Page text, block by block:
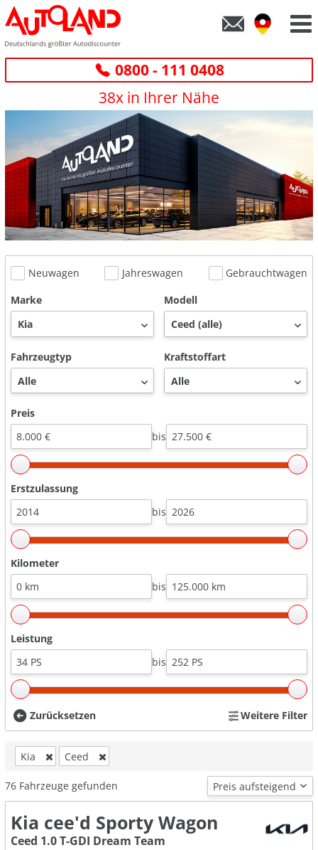
0800 - 111 0408
38x in Ihrer Nähe
Neuwagen Jahreswagen
Gebrauchtwagen
Marke
Modell
Fahrzeugtyp Kraftstoffart
Preis
bis
Erstzulassung
bis
Kilometer
bis
Leistung
bis
Zurücksetzen Weitere Filter
Kia Ceed
76 Fahrzeuge gefunden
Kia cee'd Sporty Wagon
Ceed 1.0 T-GDI Dream Team